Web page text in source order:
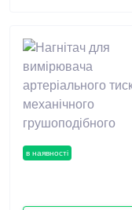
в наявності